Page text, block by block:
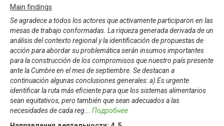
Main findings
Se agradece a todos los actores que activamente participaron en las
mesas de trabajo conformadas. La riqueza generada derivada de un
análisis del contexto regional y la identificación de propuestas de
acción para abordar su problemática serán insumos importantes
para la construcción de los compromisos que nuestro país presente
ante la Cumbre en el mes de septiembre. Se destacan a
continuación algunas conclusiones generales: a) Es urgente
identificar la ruta más eficiente para que los sistemas alimentarios
sean equitativos, pero también que sean adecuados a las
necesidades de cada reg
Подробнее